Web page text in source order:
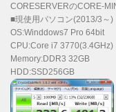
CORESERVERのCORE-
■現使用パソコン(2013/3～)
OS:Winddows7 Pro 64bit
CPU:Core i7 3770(3.4GHz)
Memory:DDR3 32GB
HDD:SSD256GB